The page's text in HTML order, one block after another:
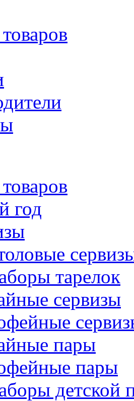
год
тарелок
сервизы
пары
пары
детской